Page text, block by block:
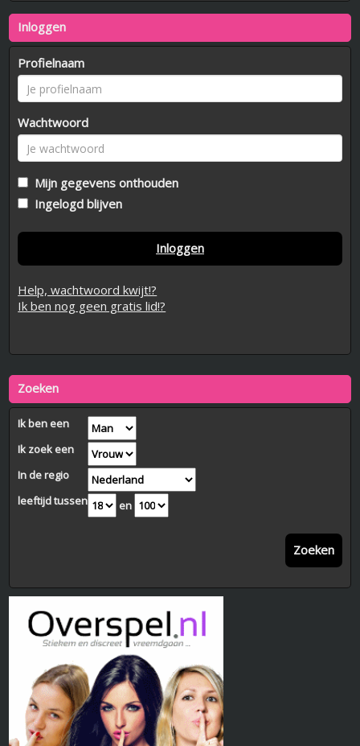
Inloggen
Profielnaam
Wachtwoord
Mijn gegevens onthouden
Ingelogd blijven
Inloggen
Help, wachtwoord kwijt!?
Ik ben nog geen gratis lid!?
Zoeken
Ik ben een
Ik zoek een
In de regio
leeftijd tussen
en
Zoeken